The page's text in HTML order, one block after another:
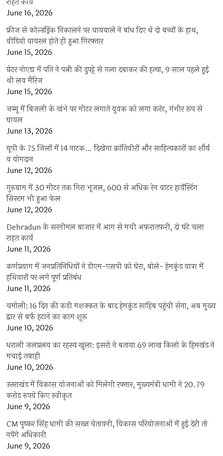
राहत कार्य
June 16, 2026
फ्रीज से कोल्डड्रिंक निकालने पर चायवाले ने बांध दिए थे दो बच्चों के हाथ,
वीडियो वायरल होते ही हुआ गिरफ्तार
June 15, 2026
ग्रेटर नोएडा में पति ने पत्नी की दुपट्टे से गला दबाकर की हत्या, 9 साल पहले हुई
थी लव मैरिज
June 15, 2026
जम्मू में बिजली के खंभे पर मीटर लगाते युवक को लगा करंट, गंभीर रूप से
घायल
June 13, 2026
यूपी के 75 जिलों में 14 नाटक… दिखेगा क्रांतिवीरों और साहित्यकारों का शौर्य
व योगदान
June 12, 2026
गुरुग्राम में 30 मीटर तक गिरा भूजल, 600 से अधिक रेन वाटर हार्वेस्टिंग
सिस्टम भी हुआ फेल
June 12, 2026
Dehradun के सरनीमल बाजार में आग से मची अफरातफरी, दो घंटे चला
राहत कार्य
June 11, 2026
कर्णप्रयाग में जनप्रतिनिधियों ने डीएम-एसपी को घेरा, बोले- हेमकुंड यात्रा में
हथियारों पर लगे पूर्ण प्रतिबंध
June 11, 2026
चमोली: 16 दिन की कड़ी मशक्कत के बाद हेमकुंड साहिब पहुंची सेना, अब मुख्य
द्वार से बर्फ हटाने का काम शुरू
June 10, 2026
धराली जलप्रलय का रहस्य खुला: इसरो ने बताया 69 लाख किलो के हिमखंड ने
मचाई तबाही
June 10, 2026
उत्तराखंड में विकास योजनाओं को मिलेगी रफ्तार, मुख्यमंत्री धामी ने 20.79
करोड़ रुपये किए स्वीकृत
June 9, 2026
CM पुष्कर सिंह धामी की सख्त चेतावनी, विकास परियोजनाओं में हुई देरी तो
नपेंगे अधिकारी
June 9, 2026